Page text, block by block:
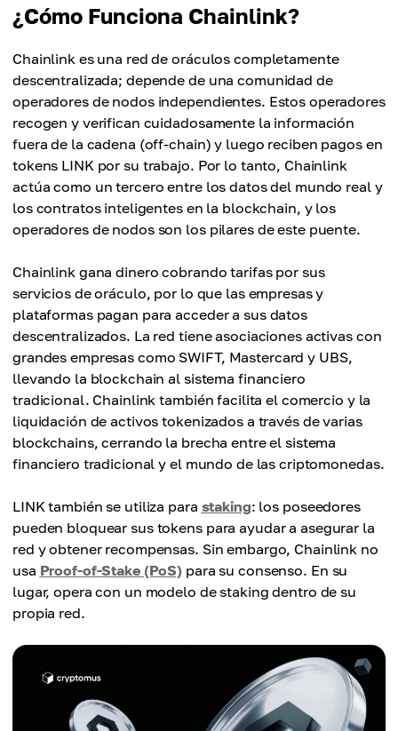
¿Cómo Funciona Chainlink?
Chainlink es una red de oráculos completamente
descentralizada; depende de una comunidad de
operadores de nodos independientes. Estos operadores
recogen y verifican cuidadosamente la información
fuera de la cadena (off-chain) y luego reciben pagos en
tokens LINK por su trabajo. Por lo tanto, Chainlink
actúa como un tercero entre los datos del mundo real y
los contratos inteligentes en la blockchain, y los
operadores de nodos son los pilares de este puente.
Chainlink gana dinero cobrando tarifas por sus
servicios de oráculo, por lo que las empresas y
plataformas pagan para acceder a sus datos
descentralizados. La red tiene asociaciones activas con
grandes empresas como SWIFT, Mastercard y UBS,
llevando la blockchain al sistema financiero
tradicional. Chainlink también facilita el comercio y la
liquidación de activos tokenizados a través de varias
blockchains, cerrando la brecha entre el sistema
financiero tradicional y el mundo de las criptomonedas.
LINK también se utiliza para staking: los poseedores
pueden bloquear sus tokens para ayudar a asegurar la
red y obtener recompensas. Sin embargo, Chainlink no
usa Proof-of-Stake (PoS) para su consenso. En su
lugar, opera con un modelo de staking dentro de su
propia red.